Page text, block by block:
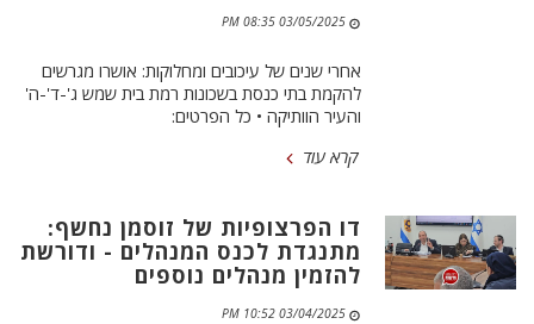
03/05/2025 08:35 PM
אחרי שנים של עיכובים ומחלוקות: אושרו מגרשים
להקמת בתי כנסת בשכונות רמת בית שמש ג'-ד'-ה'
והעיר הוותיקה • כל הפרטים:
קרא עוד
דו הפרצופיות של זוסמן נחשף:
מתנגדת לכנס המנהלים - ודורשת
להזמין מנהלים נוספים
03/04/2025 10:52 PM